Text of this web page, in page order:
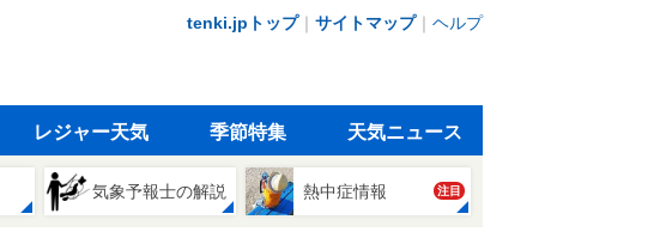
tenki.jpトップ｜ サイトマップ｜ ヘルプ
レジャー天気 季節特集 天気ニュース
気象予報士の解説 熱中症情報 注目